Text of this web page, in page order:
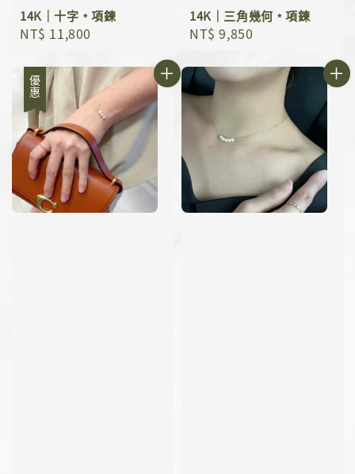
14K｜十字﹡項鍊
Regular
NT$ 11,800
14K｜三角幾何﹡項鍊
Regular
NT$ 9,850
優惠